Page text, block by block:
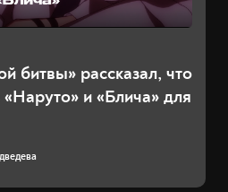
битвы» рассказал, что
«Наруто» и «Блича» для